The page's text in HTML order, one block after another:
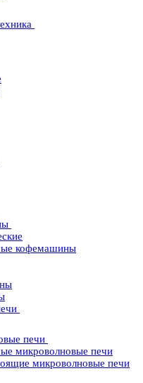
кофемашины
печи
микроволновые печи
микроволновые печи